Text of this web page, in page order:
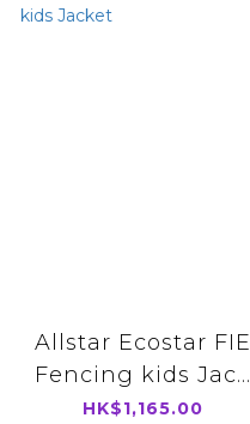
Allstar Ecostar FIE
Fencing kids Jac...
HK$1,165.00